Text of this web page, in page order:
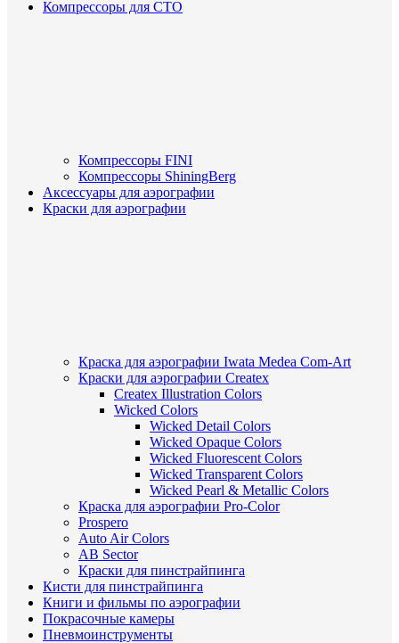
Компрессоры для СТО
Компрессоры FINI
Компрессоры ShiningBerg
Аксессуары для аэрографии
Краски для аэрографии
Краска для аэрографии Iwata Medea Com-Art
Краски для аэрографии Createx
Createx Illustration Colors
Wicked Colors
Wicked Detail Colors
Wicked Opaque Colors
Wicked Fluorescent Colors
Wicked Transparent Colors
Wicked Pearl & Metallic Colors
Краска для аэрографии Pro-Color
Prospero
Auto Air Colors
AB Sector
Краски для пинстрайпинга
Кисти для пинстрайпинга
Книги и фильмы по аэрографии
Покрасочные камеры
Пневмоинструменты